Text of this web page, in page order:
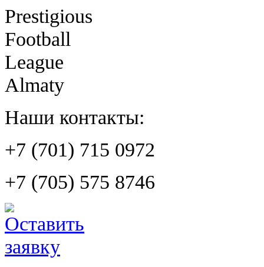
Prestigious
Football
League
Almaty
Наши контакты:
+7 (701) 715 0972
+7 (705) 575 8746